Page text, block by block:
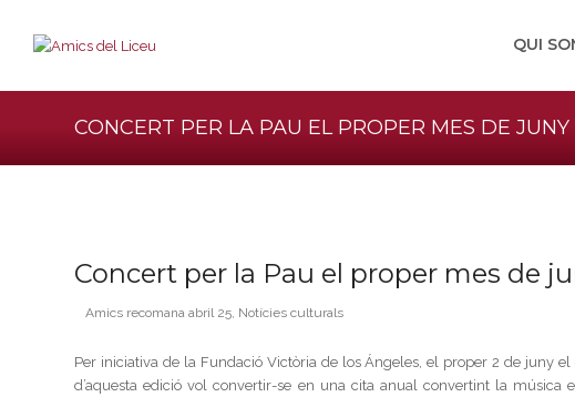
QUI
CONCERT PER LA PAU EL PROPER MES DE JUNY
Concert per la Pau el proper mes de
Amics recomana abril 25, Notícies culturals
Per iniciativa de la Fundació Victòria de los Ángeles, el proper 2 de juny
d’aquesta edició vol convertir-se en una cita anual convertint la música